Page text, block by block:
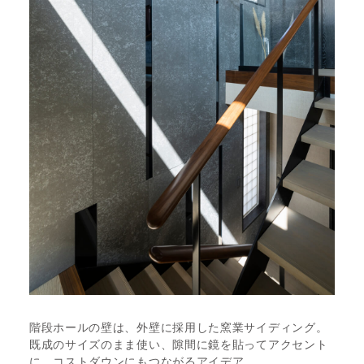
階段ホールの壁は、外壁に採用した窯業サイディング。
既成のサイズのまま使い、隙間に鏡を貼ってアクセント